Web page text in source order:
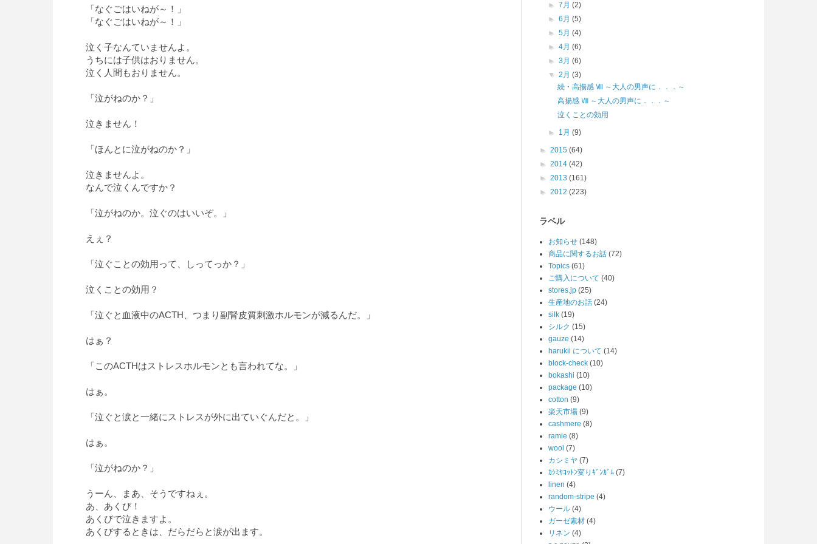
「なぐごはいねが～！」
「なぐごはいねが～！」
泣く子なんていませんよ。
うちには子供はおりません。
泣く人間もおりません。
「泣がねのか？」
泣きません！
「ほんとに泣がねのか？」
泣きませんよ。
なんで泣くんですか？
「泣がねのか。泣ぐのはいいぞ。」
えぇ？
「泣ぐことの効用って、しってっか？」
泣くことの効用？
「泣ぐと血液中のACTH、つまり副腎皮質刺激ホルモンが減るんだ。」
はぁ？
「このACTHはストレスホルモンとも言われてな。」
はぁ。
「泣ぐと涙と一緒にストレスが外に出ていぐんだと。」
はぁ。
「泣がねのか？」
うーん、まあ、そうですねぇ。
あ、あくび！
あくびで泣きますよ。
あくびするときは、だらだらと涙が出ます。
►7月(2)
►6月(5)
►5月(4)
►4月(6)
►3月(6)
▼2月(3)
続・高揚感 Ⅷ ～大人の男声に．．．～
高揚感 Ⅷ ～大人の男声に．．．～
泣くことの効用
► 1月(9)
► 2015 (64)
► 2014 (42)
► 2013 (161)
► 2012 (223)
ラベル
お知らせ (148)
商品に関するお話 (72)
Topics (61)
ご購入について (40)
stores.jp (25)
生産地のお話 (24)
silk (19)
シルク (15)
gauze (14)
harukii について (14)
block-check (10)
bokashi (10)
package (10)
cotton (9)
楽天市場 (9)
cashmere (8)
ramie (8)
wool (7)
カシミヤ (7)
ｶｼﾐﾔｺｯﾄﾝ変りｷﾞﾝｶﾞﾑ (7)
linen (4)
random-stripe (4)
ウール (4)
ガーゼ素材 (4)
リネン (4)